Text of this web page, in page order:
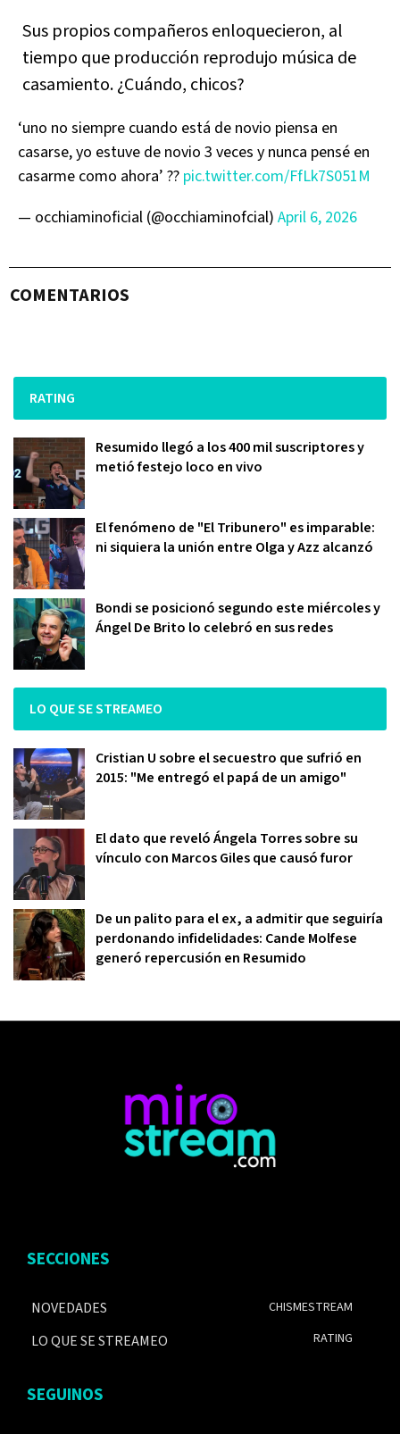
Sus propios compañeros enloquecieron, al
tiempo que producción reprodujo música de
casamiento. ¿Cuándo, chicos?
‘uno no siempre cuando está de novio piensa en
casarse, yo estuve de novio 3 veces y nunca pensé en
casarme como ahora’ ?? pic.twitter.com/FfLk7S051M
— occhiaminoficial (@occhiaminofcial) April 6, 2026
COMENTARIOS
RATING
Resumido llegó a los 400 mil suscriptores y
metió festejo loco en vivo
El fenómeno de "El Tribunero" es imparable:
ni siquiera la unión entre Olga y Azz alcanzó
Bondi se posicionó segundo este miércoles y
Ángel De Brito lo celebró en sus redes
LO QUE SE STREAMEO
Cristian U sobre el secuestro que sufrió en
2015: "Me entregó el papá de un amigo"
El dato que reveló Ángela Torres sobre su
vínculo con Marcos Giles que causó furor
De un palito para el ex, a admitir que seguiría
perdonando infidelidades: Cande Molfese
generó repercusión en Resumido
SECCIONES
NOVEDADES
LO QUE SE STREAMEO
CHISMESTREAM
RATING
SEGUINOS